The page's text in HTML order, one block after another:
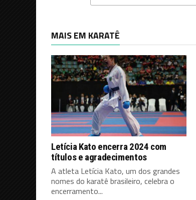
MAIS EM KARATÊ
Letícia Kato encerra 2024 com
títulos e agradecimentos
A atleta Letícia Kato, um dos grandes
nomes do karatê brasileiro, celebra o
encerramento...